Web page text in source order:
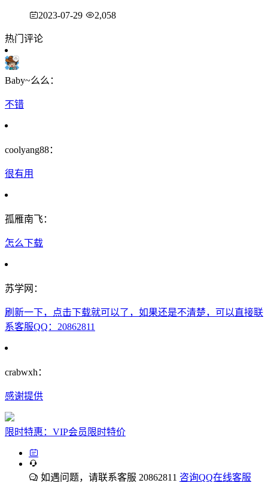
2023-07-29 2,058
热门评论
Baby~么么：
不错
coolyang88：
很有用
孤雁南飞：
怎么下载
苏学网：
刷新一下，点击下载就可以了，如果还是不清楚，可以直接联
系客服QQ：20862811
crabwxh：
感谢提供
限时特惠：VIP会员限时特价
如遇问题，请联系客服 20862811 咨询QQ在线客服